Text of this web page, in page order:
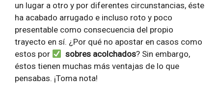
un lugar a otro y por diferentes circunstancias, éste
ha acabado arrugado e incluso roto y poco
presentable como consecuencia del propio
trayecto en sí. ¿Por qué no apostar en casos como
estos por
sobres acolchados? Sin embargo,
éstos tienen muchas más ventajas de lo que
pensabas. ¡Toma nota!